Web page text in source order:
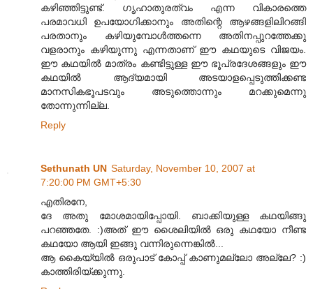
കഴിഞ്ഞിട്ടുണ്ട്‌. ഗൃഹാതുരത്വം എന്ന വികാരത്തെ
പരമാവധി ഉപയോഗിക്കാനും അതിന്റെ ആഴങ്ങളിലിറങ്ങി
പരതാനും കഴിയുമ്പോള്‍ത്തന്നെ അതിനപ്പുറത്തേക്കു
വളരാനും കഴിയുന്നു എന്നതാണ്‌ ഈ കഥയുടെ വിജയം.
ഈ കഥയില്‍ മാത്രം കണ്ടിട്ടുള്ള ഈ ഭൂപ്രദേശങ്ങളും ഈ
കഥയില്‍ ആദ്യമായി അടയാളപ്പെടുത്തിക്കണ്ട
മാനസികഭൂപടവും അടുത്തൊന്നും മറക്കുമെന്നു
തോന്നുന്നില്ല.
Reply
Sethunath UN Saturday, November 10, 2007 at
7:20:00 PM GMT+5:30
എതിരനേ,
ദേ അതു മോശമായിപ്പോയി. ബാക്കിയുള്ള കഥയിങ്ങു
പറഞ്ഞതേ. :)അത് ഈ ശൈലിയില്‍ ഒരു കഥയോ നീണ്ട
കഥയോ ആയി ഇങ്ങു വന്നിരുന്നെങ്കില്‍...
ആ കൈയ്യില്‍ ഒരുപാട് കോപ്പ് കാണുമ‌ല്ലോ അല്ലേ? :)
കാത്തിരിയ്ക്കുന്നു.